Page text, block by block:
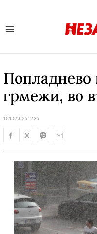
грмежи, во
15/05/2026 12:36